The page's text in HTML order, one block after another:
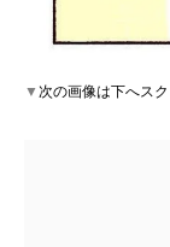
▼次の画像は下へス